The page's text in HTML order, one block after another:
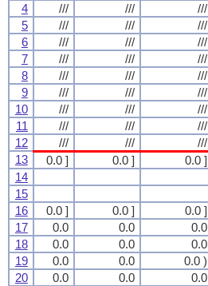
4
/// /// ///
5
/// /// ///
6
/// /// ///
7
/// /// ///
8
/// /// ///
9
/// /// ///
10
/// /// ///
11
/// /// ///
12
/// /// ///
13
0.0 ] 0.0 ] 0.0 ]
14
15
16
0.0 ] 0.0 ] 0.0 ]
17
0.0 0.0 0.0
18
0.0 0.0 0.0
19
0.0 0.0 0.0 )
20
0.0 0.0 0.0